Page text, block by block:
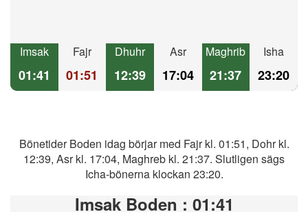
Imsak
01:41
Fajr
01:51
Dhuhr
12:39
Asr
17:04
Maghrib
21:37
Isha
23:20
Bönetider Boden idag börjar med Fajr kl. 01:51, Dohr kl.
12:39, Asr kl. 17:04, Maghreb kl. 21:37. Slutligen sägs
Icha-bönerna klockan 23:20.
Imsak Boden : 01:41